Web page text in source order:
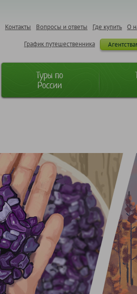
О
Где купить
Вопросы и ответы
Контакты
График путешественника
Туры по
России